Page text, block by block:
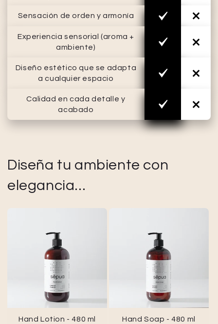
Sensación de orden y armonía
Experiencia sensorial (aroma +
ambiente)
Diseño estético que se adapta
a cualquier espacio
Calidad en cada detalle y
acabado
Diseña tu ambiente con
elegancia...
Hand Lotion - 480 ml Hand Soap - 480 ml